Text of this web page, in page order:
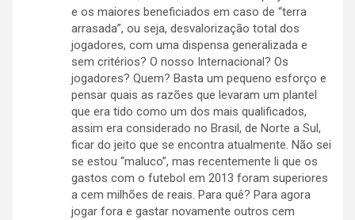
e os maiores beneficiados em caso de “terra
arrasada”, ou seja, desvalorização total dos
jogadores, com uma dispensa generalizada e
sem critérios? O nosso Internacional? Os
jogadores? Quem? Basta um pequeno esforço e
pensar quais as razões que levaram um plantel
que era tido como um dos mais qualificados,
assim era considerado no Brasil, de Norte a Sul,
ficar do jeito que se encontra atualmente. Não sei
se estou “maluco”, mas recentemente li que os
gastos com o futebol em 2013 foram superiores
a cem milhões de reais. Para quê? Para agora
jogar fora e gastar novamente outros cem